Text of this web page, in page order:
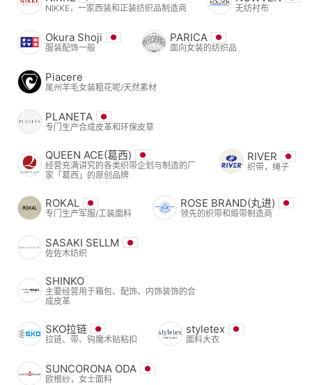
NIKKE，一家西装和正装纺织品制造商 无纺衬布
Okura Shoji
服装配饰一般
PARICA
面向女装的纺织品
Piacere
尾州羊毛女装粗花呢/天然素材
PLANETA
专门生产合成皮革和环保皮草
QUEEN ACE(葛西)
经营充满讲究的各类织带企划与制造的厂
家「葛西」的原创品牌
RIVER
织带，绳子
ROKAL
专门生产军服/工装面料
ROSE BRAND(丸进)
领先的织带和缎带制造商
SASAKI SELLM
佐佐木纺织
SHINKO
主要经营用于箱包、配饰、内饰装饰的合
成皮革
SKO拉链
拉链、带、钩魔术贴粘扣
styletex
面料大衣
SUNCORONA ODA
欧根纱，女士面料